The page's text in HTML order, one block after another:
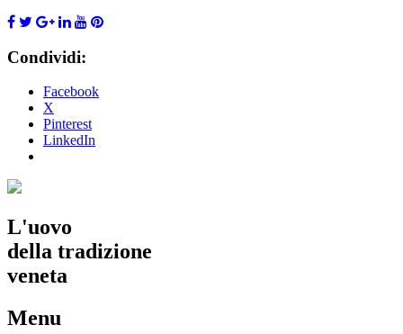
Condividi:
Facebook
X
Pinterest
LinkedIn
L'uovo
della tradizione
veneta
Menu